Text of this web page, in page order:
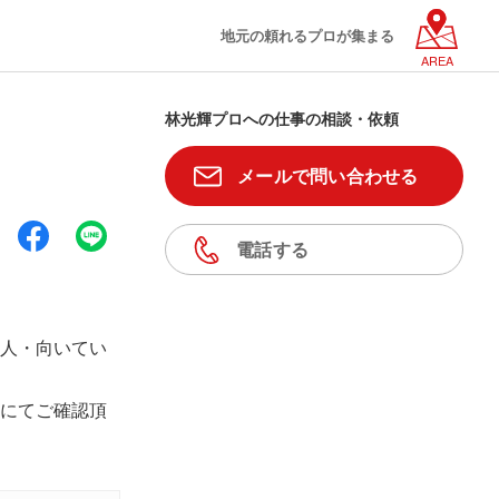
地元の頼れるプロが集まる
AREA
・向いてい
てご確認頂
林光輝プロへの仕事の相談・依頼
メールで問い合わせる
電話する